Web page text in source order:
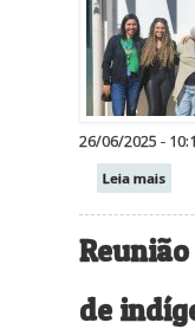
26/06/2025 -
Leia mais
de